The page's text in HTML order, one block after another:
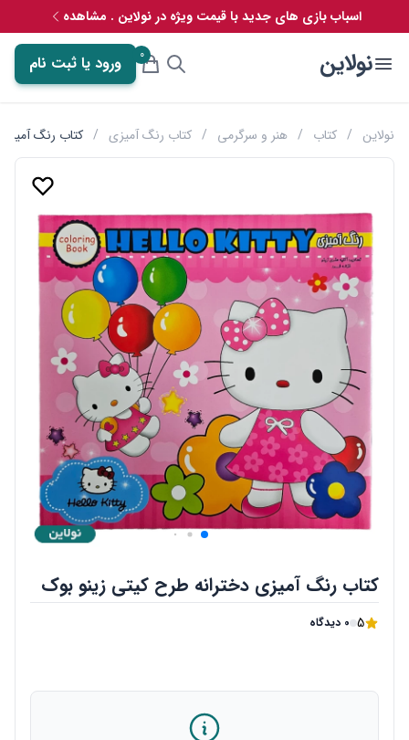
اسباب بازی های جدید با قیمت ویژه در نولاین . مشاهده
نولاین 0 ورود یا ثبت نام
نولاین / کتاب / هنر و سرگرمی / کتاب رنگ آمیزی / کتاب رنگ
کتاب رنگ آمیزی دخترانه طرح کیتی زینو بوک
5 0 دیدگاه